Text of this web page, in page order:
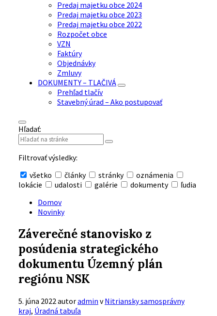
Predaj majetku obce 2024
Predaj majetku obce 2023
Predaj majetku obce 2022
Rozpočet obce
VZN
Faktúry
Objednávky
Zmluvy
DOKUMENTY – TLAČIVÁ
Prehľad tlačív
Stavebný úrad – Ako postupovať
Hľadať:
Filtrovať výsledky:
všetko
články stránky
oznámenia
lokácie
udalosti galérie dokumenty ľudia
vyhľadávanie
Domov
Novinky
Záverečné stanovisko z
posúdenia strategického
dokumentu Územný plán
regiónu NSK
5. júna 2022autoradmin vNitriansky samosprávny
kraj, Úradná tabuľa